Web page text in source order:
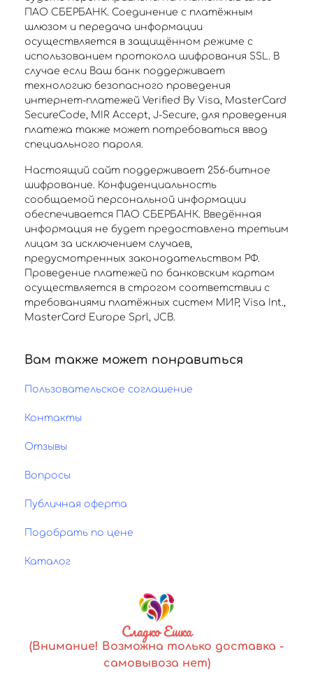
ПАО СБЕРБАНК. Соединение с платёжным
шлюзом и передача информации
осуществляется в защищённом режиме с
использованием протокола шифрования SSL. В
случае если Ваш банк поддерживает
технологию безопасного проведения
интернет-платежей Verified By Visa, MasterCard
SecureCode, MIR Accept, J-Secure, для проведения
платежа также может потребоваться ввод
специального пароля.
Настоящий сайт поддерживает 256-битное
шифрование. Конфиденциальность
сообщаемой персональной информации
обеспечивается ПАО СБЕРБАНК. Введённая
информация не будет предоставлена третьим
лицам за исключением случаев,
предусмотренных законодательством РФ.
Проведение платежей по банковским картам
осуществляется в строгом соответствии с
требованиями платёжных систем МИР, Visa Int.,
MasterCard Europe Sprl, JCB.
Вам также может понравиться
Пользовательское соглашение
Контакты
Отзывы
Вопросы
Публичная оферта
Подобрать по цене
Каталог
Сладко Ешка
(Внимание! Возможна только доставка -
самовывоза нет)